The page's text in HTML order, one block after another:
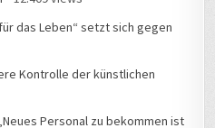
das Leben“ setzt sich gegen
Kontrolle der künstlichen
Personal zu bekommen ist